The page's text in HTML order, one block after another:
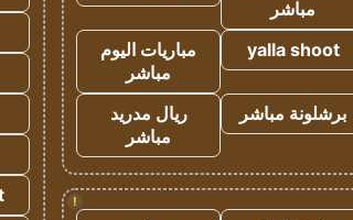
مباشر
yalla shoot
مباريات اليوم
مباشر
برشلونة مباشر
ريال مدريد
مباشر
!